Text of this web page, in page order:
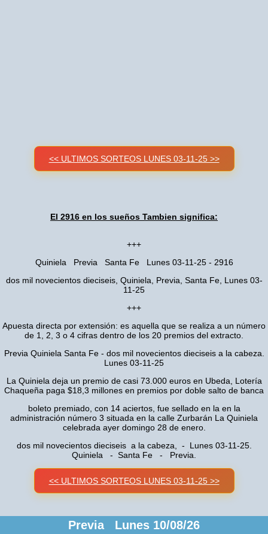
<< ULTIMOS SORTEOS LUNES 03-11-25 >>
El 2916 en los sueños Tambien significa:
+++
Quiniela Previa Santa Fe Lunes 03-11-25 - 2916
dos mil novecientos dieciseis, Quiniela, Previa, Santa Fe, Lunes 03-
11-25
+++
Apuesta directa por extensión: es aquella que se realiza a un número
de 1, 2, 3 o 4 cifras dentro de los 20 premios del extracto.
Previa Quiniela Santa Fe - dos mil novecientos dieciseis a la cabeza.
Lunes 03-11-25
La Quiniela deja un premio de casi 73.000 euros en Ubeda, Lotería
Chaqueña paga $18,3 millones en premios por doble salto de banca
boleto premiado, con 14 aciertos, fue sellado en la en la
administración número 3 situada en la calle Zurbarán La Quiniela
celebrada ayer domingo 28 de enero.
dos mil novecientos dieciseis a la cabeza, - Lunes 03-11-25.
Quiniela - Santa Fe - Previa.
<< ULTIMOS SORTEOS LUNES 03-11-25 >>
Previa Lunes 10/08/26